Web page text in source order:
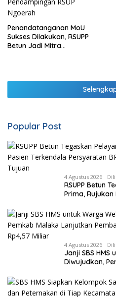
Penandatanganan MoU
Sukses Dilakukan, RSUPP
Betun Jadi Mitra
Popular Post
4 Agustus 2026
RSUPP Betun
Prima,
Tujuan
4 Agustus 2026
Janji SBS HMS
Diwujudkan,